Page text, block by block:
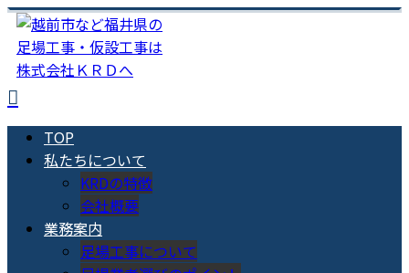
TOP
私たちについて
KRDの特徴
会社概要
業務案内
足場工事について